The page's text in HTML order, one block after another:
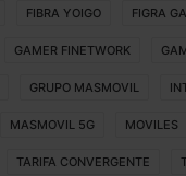
FIBRA YOIGO FIGRA
GAMER FINETWORK
GRUPO MASMOVIL
MASMOVIL 5G MOVILES
TARIFA CONVERGENTE